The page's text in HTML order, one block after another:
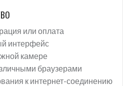
или оплата
интерфейс
камере
браузерами
к интернет-соединению